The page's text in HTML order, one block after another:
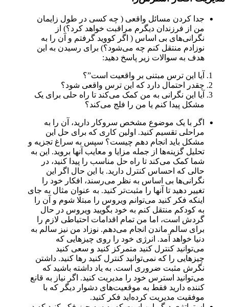
جدا کردن مسائل واقعی ( چه کسی در طول زایمان
من از فرزندان دیگرم مراقبت خواهد کرد؟) از
نگرانی‌های بی اساس ( اگر کووید گرفتم و آن را به
نوزادم منتقل کنم چه می‌شود؟) برای رسیدن به این
هدف به سوالات زیر پاسخ دهید:
آیا این ترس مبتنی بر واقعیت است”؟
چقدر احتمال دارد که این ترس واقعی شود؟
آیا این نگرانی به من کمک می‌کند تا راه حلی برای یک
مشکل پیدا کنم یا من را فلج می‌کند؟
اگر با یک موضوع مشخص سروکار دارید، آن را به
مراحلی تقسیم کنید. اولین کاری که برای حل این
مشکل باید انجام دهم چیست؟ سپس به سراغ تجزیه و
تحلیل گزینه‌ها از جمله مزایا و معایب آنها بروید. این به
شما کمک می‌کند تا راه حل مناسب را پیدا کنید، در
حالی که احساس کنترل دارید. با این حال اگر این
نگرانی‌ها بی اساس به نظر می‌رسند، افکار خود را
تغییر دهید تا آنها را مثبت‌تر کنید. به عنوان مثال به جای
اینکه فکر کنید می‌توانم ویروس را مبتلا شوم و آن را
به کودکم منتقل کنم به خود بگویید ویروس در حال
گردش است، اما من تمام اقدامات احتیاطی لازم را
برای سالم ماندن انجام می‌دهم. نوزاد من نیز سالم به
دنیا خواهد آمد. انرژی خود را روی چیزهایی که
می‌توانید کنترل کنید متمرکز کنید و سعی کنید
چیزهایی را که نمی‌توانید کنترل کنید رها کنید. داشتن
نگرش مثبت ضروری است. به یاد داشته باشید که
می‌توانید استرس خود را مدیریت کنید. اگر نیاز به قانع
کننده دارید فقط به موقعیت‌های دشوار دیگر که با
موفقیت مدیریت کرده‌اید فکر کنید.